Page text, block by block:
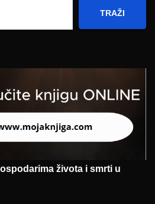
TRAŽI
života i smrti u